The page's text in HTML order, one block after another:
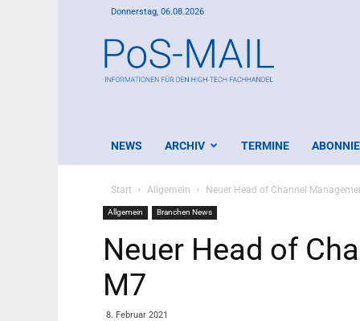
Donnerstag, 06.08.2026
Mail
NEWS ARCHIV TERMINE
Start Allgemein Neuer Head of Channel
Allgemein Branchen News
Neuer Head of
M7
8. Februar 2021